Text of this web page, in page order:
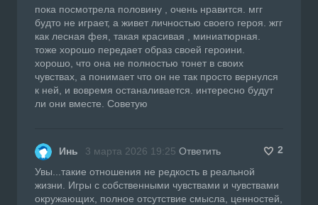
пока посмотрела половину , очень нравится. мгг
будто не играет, а живет личностью своего героя. жгг
как лесная фея, такая красивая , миниатюрная.
тоже хорошо передает образ своей героини.
хорошо, что она не полностью тонет в своих
чувствах, а понимает что он не так просто вернулся
к ней, и вовремя останаливается. интересно будут
ли они вместе. Советую
Инь 3 марта 2026 19:25 Ответить
2
Увы...такие отношения не редкость в реальной
жизни. Игры с собственными чувствами и чувствами
окружающих, полное отсутствие смысла, ценностей,